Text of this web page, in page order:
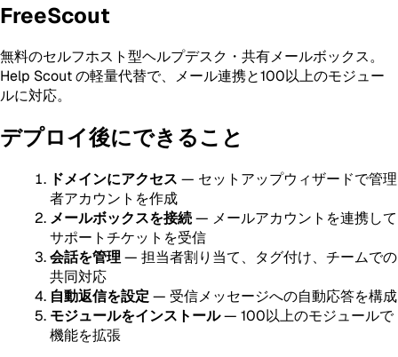
FreeScout
無料のセルフホスト型ヘルプデスク・共有メールボックス。
Help Scout の軽量代替で、メール連携と100以上のモジュー
ルに対応。
デプロイ後にできること
ドメインにアクセス — セットアップウィザードで管理
者アカウントを作成
メールボックスを接続— メールアカウントを連携して
サポートチケットを受信
会話を管理 — 担当者割り当て、タグ付け、チームでの
共同対応
自動返信を設定 — 受信メッセージへの自動応答を構成
モジュールをインストール— 100以上のモジュールで
機能を拡張